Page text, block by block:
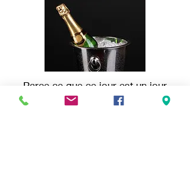
Parce ce que ce jour est un jour
spécial, nous avons décidé de te